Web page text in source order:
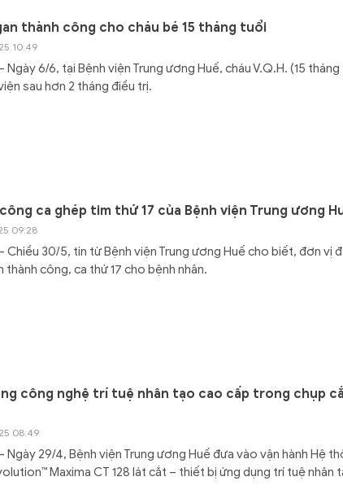
thành công cho cháu bé 15 tháng tuổi
10:49
Ngày 6/6, tại Bệnh viện Trung ương Huế, cháu V.Q.H. (15
sau hơn 2 tháng điều trị.
ca ghép tim thứ 17 của Bệnh viện Trung ương
09:28
Chiều 30/5, tin từ Bệnh viện Trung ương Huế cho biết, đơn vị
thành công, ca thứ 17 cho bệnh nhân.
công nghệ trí tuệ nhân tạo cao cấp trong chụp
08:49
Ngày 29/4, Bệnh viện Trung ương Huế đưa vào vận hành Hệ
Maxima CT 128 lát cắt – thiết bị ứng dụng trí tuệ nhân